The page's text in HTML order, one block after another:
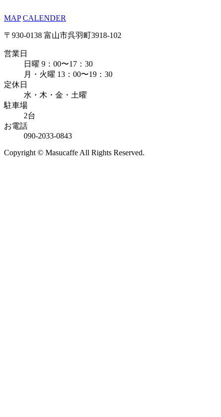
MAP CALENDER
〒930-0138 富山市呉羽町3918-102
営業日
日曜 9：00〜17：30
月・火曜 13：00〜19：30
定休日
水・木・金・土曜
駐車場
2台
お電話
090-2033-0843
Copyright © Masucaffe All Rights Reserved.